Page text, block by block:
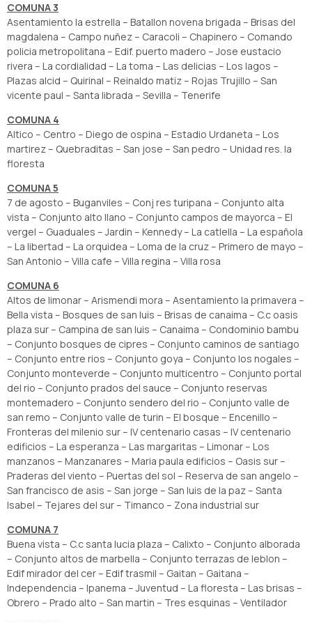
COMUNA 3
Asentamiento la estrella – Batallon novena brigada – Brisas del
magdalena – Campo nuñez – Caracoli – Chapinero – Comando
policia metropolitana – Edif. puerto madero – Jose eustacio
rivera – La cordialidad – La toma – Las delicias – Los lagos –
Plazas alcid – Quirinal – Reinaldo matiz – Rojas Trujillo – San
vicente paul – Santa librada – Sevilla – Tenerife
COMUNA 4
Altico – Centro – Diego de ospina – Estadio Urdaneta – Los
martirez – Quebraditas – San jose – San pedro – Unidad res. la
floresta
COMUNA 5
7 de agosto – Buganviles – Conj res turipana – Conjunto alta
vista – Conjunto alto llano – Conjunto campos de mayorca – El
vergel – Guaduales – Jardin – Kennedy – La catlella – La española
– La libertad – La orquidea – Loma de la cruz – Primero de mayo –
San Antonio – Villa cafe – Villa regina – Villa rosa
COMUNA 6
Altos de limonar – Arismendi mora – Asentamiento la primavera –
Bella vista – Bosques de san luis – Brisas de canaima – C.c oasis
plaza sur – Campina de san luis – Canaima – Condominio bambu
– Conjunto bosques de cipres – Conjunto caminos de santiago
– Conjunto entre rios – Conjunto goya – Conjunto los nogales –
Conjunto monteverde – Conjunto multicentro – Conjunto portal
del rio – Conjunto prados del sauce – Conjunto reservas
montemadero – Conjunto sendero del rio – Conjunto valle de
san remo – Conjunto valle de turin – El bosque – Encenillo –
Fronteras del milenio sur – IV centenario casas – IV centenario
edificios – La esperanza – Las margaritas – Limonar – Los
manzanos – Manzanares – Maria paula edificios – Oasis sur –
Praderas del viento – Puertas del sol – Reserva de san angelo –
San francisco de asis – San jorge – San luis de la paz – Santa
Isabel – Tejares del sur – Timanco – Zona industrial sur
COMUNA 7
Buena vista – C.c santa lucia plaza – Calixto – Conjunto alborada
– Conjunto altos de marbella – Conjunto terrazas de leblon –
Edif mirador del cer – Edif trasmil – Gaitan – Gaitana –
Independencia – Ipanema – Juventud – La floresta – Las brisas –
Obrero – Prado alto – San martin – Tres esquinas – Ventilador